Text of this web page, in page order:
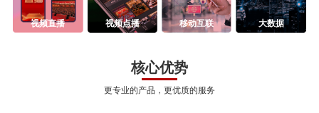
视频直播 视频点播 移动互联 大数据
核心优势
更专业的产品，更优质的服务